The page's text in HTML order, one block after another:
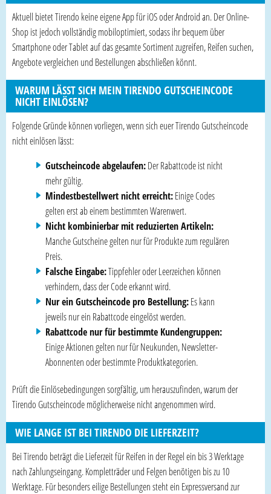
Aktuell bietet Tirendo keine eigene App für iOS oder Android an. Der Online-
Shop ist jedoch vollständig mobiloptimiert, sodass ihr bequem über
Smartphone oder Tablet auf das gesamte Sortiment zugreifen, Reifen suchen,
Angebote vergleichen und Bestellungen abschließen könnt.
WARUM LÄSST SICH MEIN TIRENDO GUTSCHEINCODE
NICHT EINLÖSEN?
Folgende Gründe können vorliegen, wenn sich euer Tirendo Gutscheincode
nicht einlösen lässt:
Gutscheincode abgelaufen:Der Rabattcode ist nicht
mehr gültig.
Mindestbestellwert nicht erreicht:Einige Codes
gelten erst ab einem bestimmten Warenwert.
Nicht kombinierbar mit reduzierten Artikeln:
Manche Gutscheine gelten nur für Produkte zum regulären
Preis.
Falsche Eingabe:Tippfehler oder Leerzeichen können
verhindern, dass der Code erkannt wird.
Nur ein Gutscheincode pro Bestellung:Es kann
jeweils nur ein Rabattcode eingelöst werden.
Rabattcode nur für bestimmte Kundengruppen:
Einige Aktionen gelten nur für Neukunden, Newsletter-
Abonnenten oder bestimmte Produktkategorien.
Prüft die Einlösebedingungen sorgfältig, um herauszufinden, warum der
Tirendo Gutscheincode möglicherweise nicht angenommen wird.
WIE LANGE IST BEI TIRENDO DIE LIEFERZEIT?
Bei Tirendo beträgt die Lieferzeit für Reifen in der Regel ein bis 3 Werktage
nach Zahlungseingang. Kompletträder und Felgen benötigen bis zu 10
Werktage. Für besonders eilige Bestellungen steht ein Expressversand zur